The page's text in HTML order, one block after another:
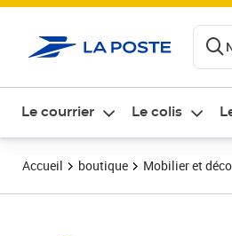
Le courrier Le colis
Accueil boutique Mobilier et